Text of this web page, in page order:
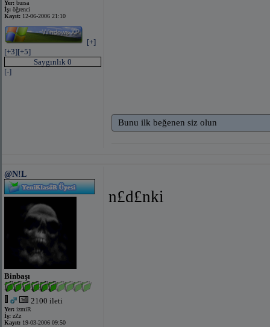
Yer: bursa
İş: öğrenci
Kayıt: 12-06-2006 21:10
[+]
[+3][+5]
Saygınlık 0
[-]
Bunu ilk beğenen siz olun
@N!L
Binbaşı
2100 ileti
Yer: izmiR
İş: zZz
Kayıt: 19-03-2006 09:50
n£d£nki